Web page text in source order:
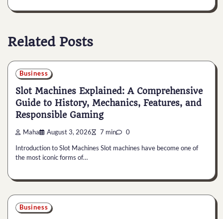
Related Posts
Business
Slot Machines Explained: A Comprehensive
Guide to History, Mechanics, Features, and
Responsible Gaming
Maha August 3, 2026 7 min 0
Introduction to Slot Machines Slot machines have become one of
the most iconic forms of…
Business